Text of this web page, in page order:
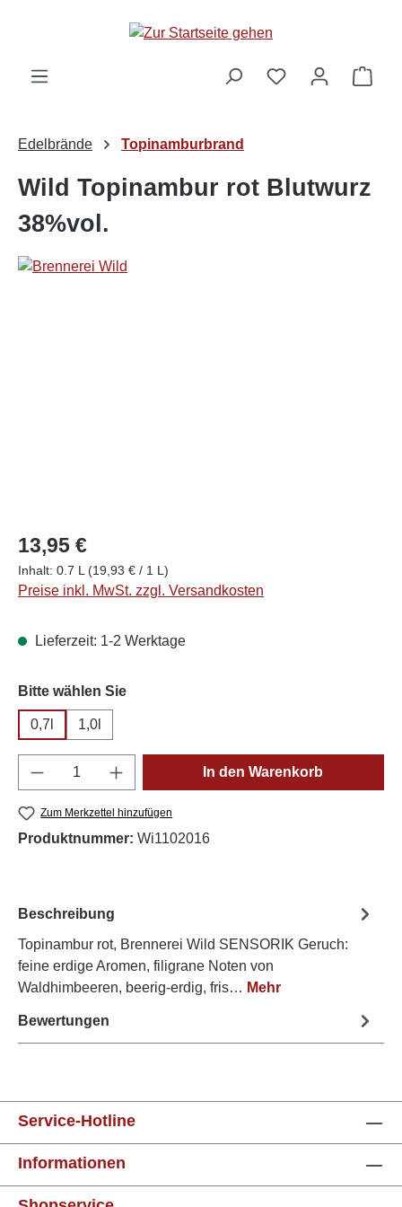
Edelbrände Topinamburbrand
Wild Topinambur rot Blutwurz
38%vol.
13,95 €
Inhalt: 0.7 L (19,93 € / 1 L)
Preise inkl. MwSt. zzgl. Versandkosten
Lieferzeit: 1-2 Werktage
Bitte wählen Sieauswählen
0,7l 1,0l
Produkt Anzahl: Gib den gewünschten
In den Warenkorb
Zum Merkzettel hinzufügen
Produktnummer: Wi1102016
Beschreibung
Topinambur rot, Brennerei Wild SENSORIK Geruch:
feine erdige Aromen, filigrane Noten von
Waldhimbeeren, beerig-erdig, fris… Mehr
Bewertungen
Service-Hotline
Informationen